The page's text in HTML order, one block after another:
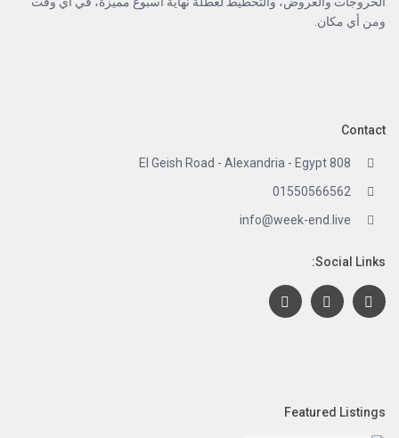
ومن أي مكان.
Contact
808 El Geish Road - Alexandria - Egypt
01550566562
info@week-end.live
Social Links:
Featured Listings